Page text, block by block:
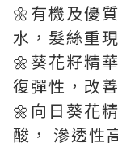
🌼有機及優
水，髮絲重
🌼葵花籽精
復彈性，改
🌼向日葵花
酸， 滲透性